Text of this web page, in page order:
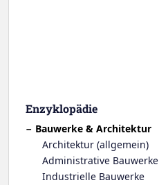
Enzyklopädie
Bauwerke & Architektur
Architektur (allgemein)
Administrative Bauwerke
Industrielle Bauwerke